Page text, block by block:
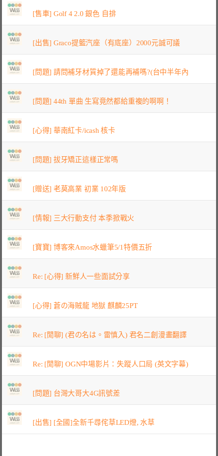
[售車] Golf 4 2.0 銀色 自排
[出售] Graco提籃汽座（有底座）2000元誠可議
[問題] 請問補牙材質掉了還能再補嗎?(台中半年內
[問題] 44th 單曲 生寫竟然都給重複的啊啊！
[心得] 華南紅卡/icash 核卡
[問題] 拔牙矯正這樣正常嗎
[贈送] 老莫高業 初業 102年版
[情報] 三大行動支付 本季掀戰火
[寶寶] 博客來Amos水蠟筆5/1特價五折
Re: [心得] 新鮮人一些面試分享
[心得] 蒼の海賊龍 地獄 麒麟25PT
Re: [閒聊] (君の名は。雷慎入) 君名二創漫畫翻譯
Re: [閒聊] OGN中場影片：失蹤人口局 (英文字幕)
[問題] 台灣大哥大4G訊號差
[出售] [全國]全新千尋侘草LED燈, 水草